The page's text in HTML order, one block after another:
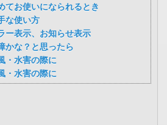
てお使いになられるとき
な使い方
ー表示、お知らせ表示
かな？と思ったら
・水害の際に
・水害の際に